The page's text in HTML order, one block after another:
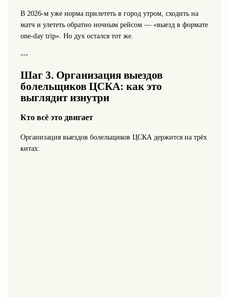
В 2026-м уже норма прилететь в город утром, сходить на
матч и улететь обратно ночным рейсом — «выезд в формате
one-day trip». Но дух остался тот же.
---
Шаг 3. Организация выездов
болельщиков ЦСКА: как это
выглядит изнутри
Кто всё это двигает
Организация выездов болельщиков ЦСКА держится на трёх
китах: